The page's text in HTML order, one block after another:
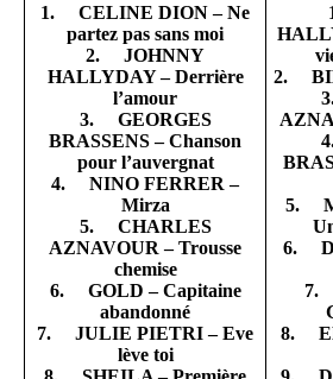
1. CELINE DION – Ne
partez pas sans moi
2. JOHNNY
HALLYDAY – Derrière
l’amour
3. GEORGES
BRASSENS – Chanson
pour l’auvergnat
4. NINO FERRER –
Mirza
5. CHARLES
AZNAVOUR – Trousse
chemise
6. GOLD – Capitaine
abandonné
7. JULIE PIETRI – Eve
lève toi
2.
5.
6.
7.
8.